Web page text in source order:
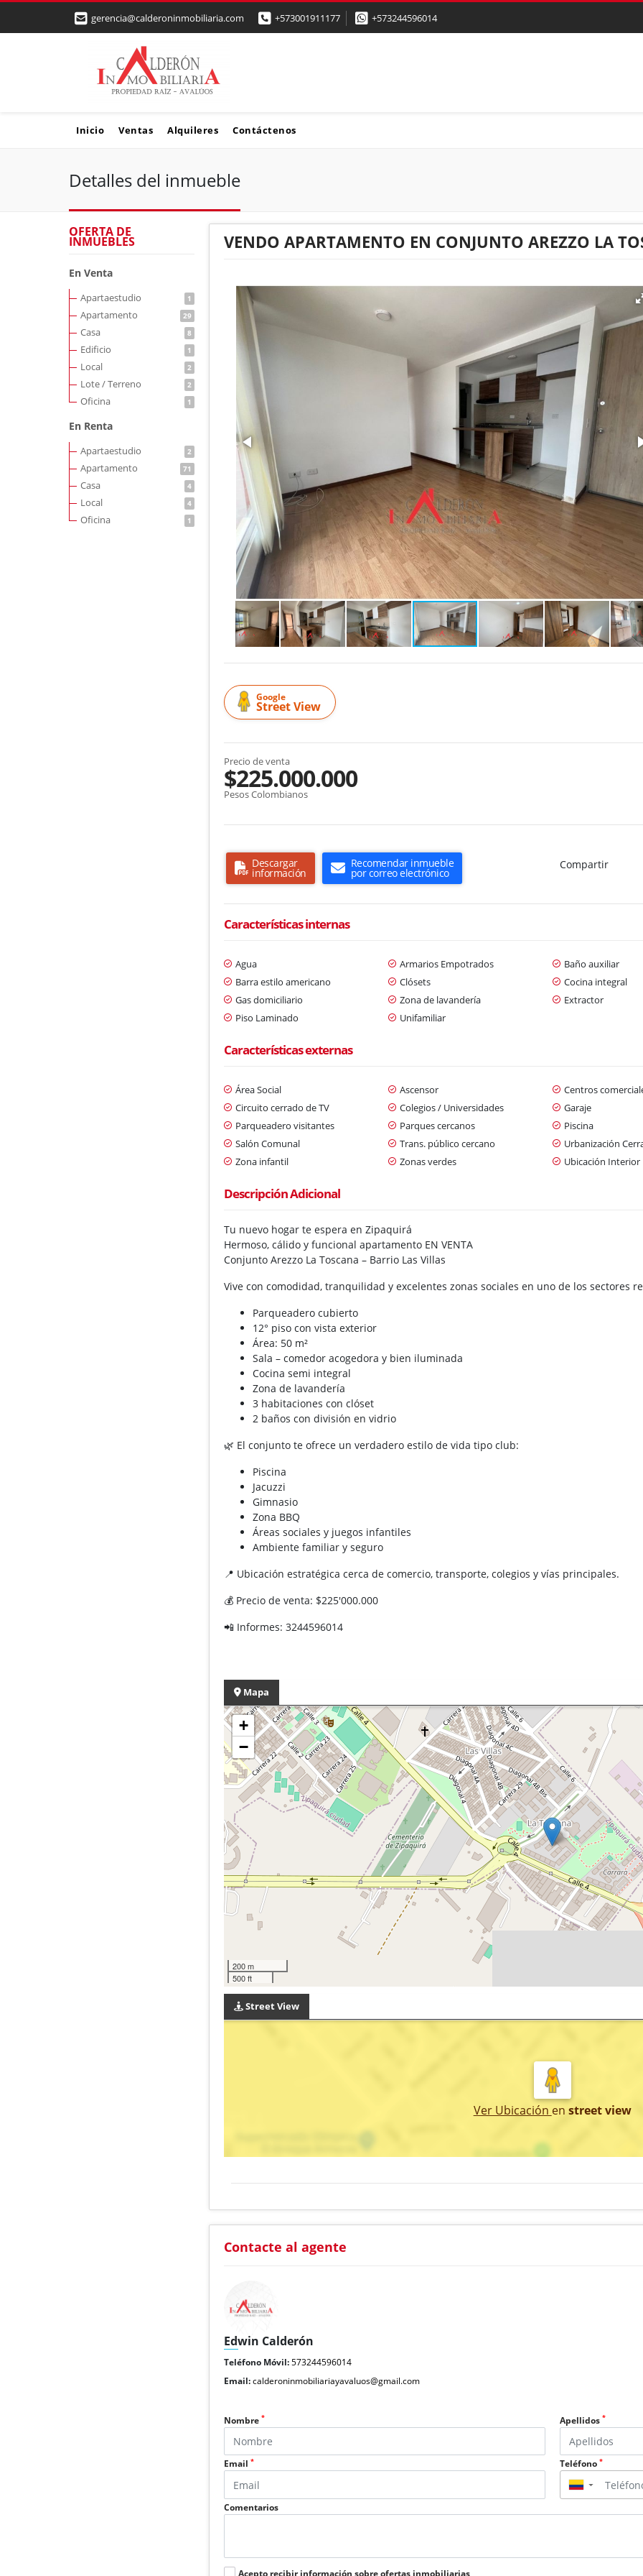
gerencia@calderoninmobiliaria.com +573001911177 +573244596014
Inicio Ventas Alquileres Contáctenos
Detalles del inmueble
OFERTA DE
INMUEBLES
En Venta
Apartaestudio 1
Apartamento 29
Casa 8
Edificio 1
Local 2
Lote / Terreno 2
Oficina 1
En Renta
Apartaestudio 2
Apartamento 71
Casa 4
Local 4
Oficina 1
VENDO APARTAMENTO EN CONJUNTO AREZZO LA
Google
Street View
Precio de venta
$225.000.000
Pesos Colombianos
Descargar
información
Recomendar inmueble
por correo electrónico
Compartir
Características internas
Agua Armarios Empotrados Baño auxiliar
Barra estilo americano
Clósets Cocina integral
Gas domiciliario
Zona de lavandería Extractor
Piso Laminado
Unifamiliar
Características externas
Área Social Ascensor Centros
Circuito cerrado de TV
Colegios / Universidades Garaje
Parqueadero visitantes
Parques cercanos Piscina
Salón Comunal
Trans. público cercano Urbanización
Zona infantil
Zonas verdes Ubicación Interior
Descripción Adicional
Tu nuevo hogar te espera en Zipaquirá
Hermoso, cálido y funcional apartamento EN VENTA
Conjunto Arezzo La Toscana – Barrio Las Villas
Vive con comodidad, tranquilidad y excelentes zonas sociales en uno de los sectores
Parqueadero cubierto
12° piso con vista exterior
Área: 50 m²
Sala – comedor acogedora y bien iluminada
Cocina semi integral
Zona de lavandería
3 habitaciones con clóset
2 baños con división en vidrio
🌿 El conjunto te ofrece un verdadero estilo de vida tipo club:
Piscina
Jacuzzi
Gimnasio
Zona BBQ
Áreas sociales y juegos infantiles
Ambiente familiar y seguro
📍 Ubicación estratégica cerca de comercio, transporte, colegios y vías principales.
💰 Precio de venta: $225'000.000
📲 Informes: 3244596014
Mapa
+
−
200 m
500 ft
Street View
Ver Ubicación en street view
Contacte al agente
Edwin Calderón
Teléfono Móvil:573244596014
Email:calderoninmobiliariayavaluos@gmail.com
Nombre* Apellidos *
Email* Teléfono *
▼
Comentarios